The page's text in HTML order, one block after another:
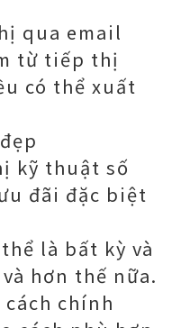
qua email
từ tiếp thị
có thể xuất
kỹ thuật số
đãi đặc biệt
là bất kỳ và
hơn thế nữa.
chính